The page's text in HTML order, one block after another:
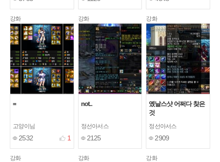
강화
=
고양이님
2532 1
강화
not..
정선아서스
2125
강화
옜날스샷 어쩌다 찾은
것
정선아서스
2909
강화 강화 강화